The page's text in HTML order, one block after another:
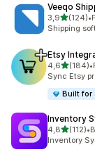
Veeqo
3,9na 5(124)
Łączna •
Shipping
Etsy
4,6na 5(184)
Łączna •
Sync Etsy
Built for
Inventory
4,8na 5(112)
Łączna •
Inventory